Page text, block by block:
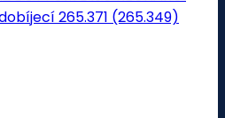
265.371 (265.349)